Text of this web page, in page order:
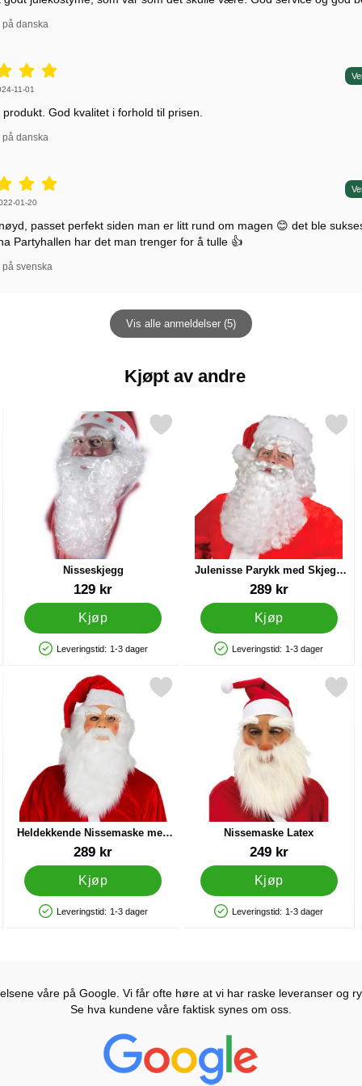
danska
stjerne av 5,
av:11-01
produkt. God kvalitet i forhold til prisen.
danska
stjerne av 5,
av:01-20
passet perfekt siden man er litt rund om magen 😊 det ble
Partyhallen har det man trenger for å tulle 👍
svenska
Vis alle anmeldelser (5)
Kjøpt av andre
som favoritt
Nisseskjegg
Varenummer 9753
129 kr
Kjøp
Produkttilgjengelighet: På lager
Leveringstid: 1-3 dager
Merk nisseskjegg som favoritt
Julenisse Parykk med Skjegg
og Øyenbryn
Varenummer 31615
289 kr
Kjøp
Produkttilgjengelighet: På lager
Leveringstid: 1-3 dager
Merk julenisse Parykk med Skjegg
favoritt
Heldekkende Nissemaske med
Briller
Varenummer 44202
289 kr
Kjøp
Produkttilgjengelighet: På lager
Leveringstid: 1-3 dager
Merk heldekkende Nissemaske med Briller som favoritt
Nissemaske Latex
Varenummer 20353
249 kr
Kjøp
Produkttilgjengelighet: På lager
Leveringstid: 1-3 dager
Merk nissemaske
våre på Google. Vi får ofte høre at vi har raske leveranser og
Se hva kundene våre faktisk synes om oss.
Prisjakt Vurdering: 4.6 Stjerne